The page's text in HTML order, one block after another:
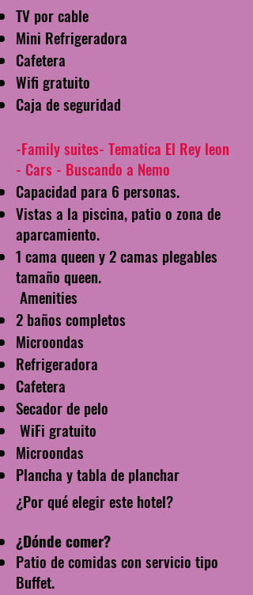
TV porcable
Mini Refrigeradora
Cafetera
Wifi gratuito
Caja de seguridad-
-Family suites- Tematica El Rey leon
- Cars - Buscando a Nemo
Capacidad para 6 personas.
Vistas a la piscina, patio o zona de
aparcamiento.
1 cama queen y 2 camas plegables
tamaño queen.
Amenities
2 baños completos
Microondas
Refrigeradora
Cafetera
Secador de pelo
WiFi gratuito
Microondas
Plancha y tabla de planchar
¿Por qué elegir este hotel?
¿Dónde comer?
Patio de comidas con servicio tipo
Buffet.